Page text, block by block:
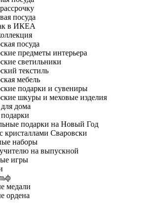
посуда
в ИКЕА
посуда
предметы интерьера
светильники
текстиль
мебель
подарки и сувениры
шкуры и меховые изделия
дома
подарки на Новый Год
кристаллами Сваровски
наборы
на выпускной
игры
медали
ордена